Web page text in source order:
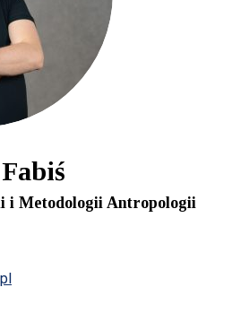
i Metodologii Antropologii